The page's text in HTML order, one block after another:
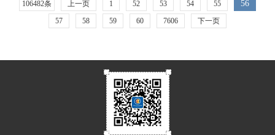
106482条 上一页 1 52 53 54 55 56
57 58 59 60 7606 下一页